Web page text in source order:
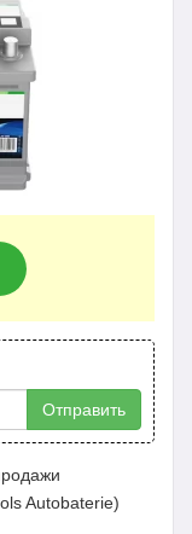
Отправить
Autobaterie)